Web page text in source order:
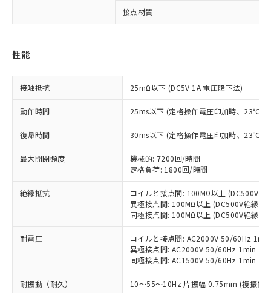
接点材質
性能
接触抵抗 25mΩ以下 (DC5V 1A 電圧降下法)
動作時間 25ms以下 (定格操作電圧印加時、23℃、
復帰時間 30ms以下 (定格操作電圧印加時、23℃、
最大開閉頻度
機械的: 7200回/時間
定格負荷: 1800回/時間
絶縁抵抗
コイルと接点間: 100MΩ以上 (DC500V絶
異極接点間: 100MΩ以上 (DC500V絶縁抵
同極接点間: 100MΩ以上 (DC500V絶縁抵
耐電圧
コイルと接点間: AC2000V 50/60Hz 1min
異極接点間: AC2000V 50/60Hz 1min
同極接点間: AC1500V 50/60Hz 1min
耐振動（耐久） 10～55～10Hz 片振幅 0.75mm (複振幅
ご利用条件
以下の条件をお読みいただき、同意のうえ
ご利用ください。
本サービスは、当社制御機器事業取扱
商品の当社在庫状況および標準価格
(税抜)を提供させていただくもので
当社制御機器事業取扱商品の中には、
本サービスの対象外となる商品もある
ことをご了承ください。
在庫状況および標準価格照会結果は、
記載している更新日時点での社内デー
タに基づき作成されるものであり、閲
覧された時点での実際の在庫および標
準価格とは異なる場合があることをご
商品です。
対応予定なし：EU RoHS指令（10物質）の
非含有に非対応の商品で、対応品を出す予
調査・確認中：EU RoHS指令（10物質）の
非含有の対応状況を調査中または確認中の
商品です。
非該当品：ライセンス料など無形物で、有
仕入先様の事情により、非含有部品として
いたものが、含有品と判明した場合などや
むを得ず変更することがあります。
*EU RoHS指令（10物質）：
鉛(Pb) 1000ppm以下、 水銀(Hg) 1000ppm以下、 カド
類(PBB) 1000ppm以下、ポリ臭化ジフェニルエーテル類
※1 中国RoHS○×表
「○」：最大均質材料含有率が中国RoHSの
基準値以下であることを示します。
「×」：最大均質材料含有率が中国RoHSの
基準値を超えていることを示します。
「－」：未確認です。当社販売部門へお問
*中国RoHS10物質の基準値 (GB/T26572)：
Cr(Ⅵ)(六価クロム) : 1000ppm、 PBBs(ポリ臭化ビフェ
当社は、これら貴社製品のうち、外国
為替および外国貿易法に定める商品
（以下｢規制貨物等」という）を輸出
または国外への提供する場合は、日本
国政府の輸出許可(または役務取引許